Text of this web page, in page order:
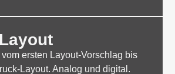
ersten Layout-Vorschlag bis
Layout. Analog und digital.